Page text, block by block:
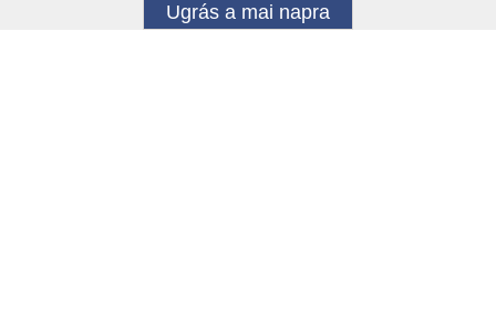
Ugrás a mai napra